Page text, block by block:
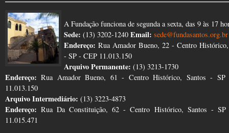
A Fundação funciona de segunda a sexta, das 9 às 17
Sede: (13) 3202-1240 Email: sede@fundasantos.org.br
Endereço: Rua Amador Bueno, 22 - Centro
- SP - CEP 11.013.150
Arquivo Permanente: (13) 3213-1730
Endereço: Rua Amador Bueno, 61 - Centro Histórico, Santos -
11.013.150
Arquivo Intermediário: (13) 3223-4873
Endereço: Rua Da Constituição, 62 - Centro Histórico, Santos -
11.015.471